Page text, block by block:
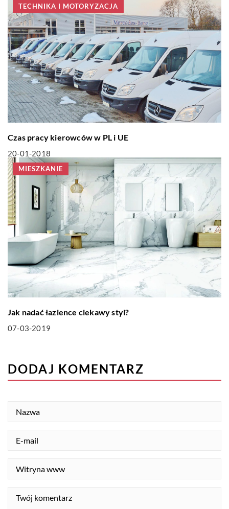
TECHNIKA I MOTORYZACJA
Czas pracy kierowców w PL i UE
20-01-2018
MIESZKANIE
Jak nadać łazience ciekawy styl?
07-03-2019
DODAJ KOMENTARZ